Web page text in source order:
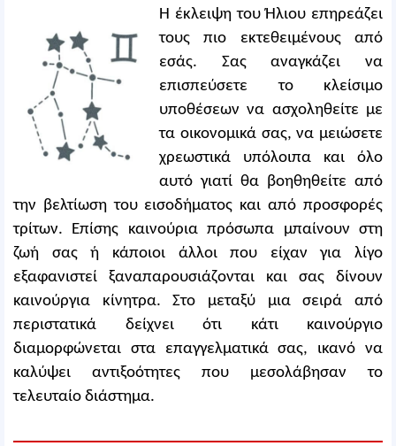
Η έκλειψη του Ήλιου επηρεάζει
τους πιο εκτεθειμένους από
εσάς. Σας αναγκάζει να
επισπεύσετε το κλείσιμο
υποθέσεων να ασχοληθείτε με
τα οικονομικά σας, να μειώσετε
χρεωστικά υπόλοιπα και όλο
αυτό γιατί θα βοηθηθείτε από
την βελτίωση του εισοδήματος και από προσφορές
τρίτων. Επίσης καινούρια πρόσωπα μπαίνουν στη
ζωή σας ή κάποιοι άλλοι που είχαν για λίγο
εξαφανιστεί ξαναπαρουσιάζονται και σας δίνουν
καινούργια κίνητρα. Στο μεταξύ μια σειρά από
περιστατικά δείχνει ότι κάτι καινούργιο
διαμορφώνεται στα επαγγελματικά σας, ικανό να
καλύψει αντιξοότητες που μεσολάβησαν το
τελευταίο διάστημα.